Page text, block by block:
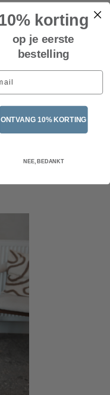
korting
op je eerste
bestelling
ONTVANG 10% KORTING
NEE, BEDANKT